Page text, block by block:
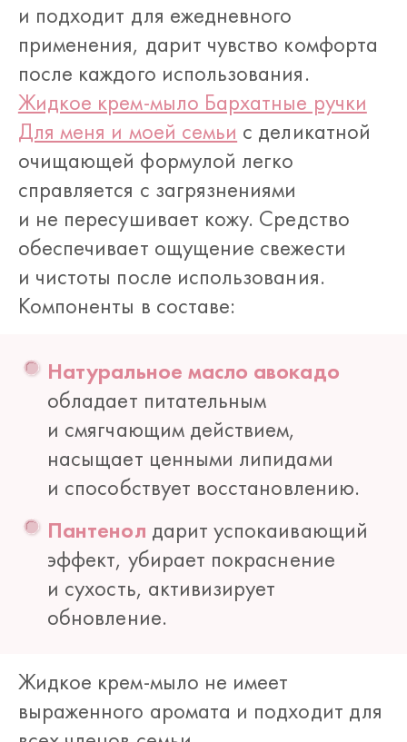
и подходит для ежедневного
применения, дарит чувство комфорта
после каждого использования.
Жидкое крем-мыло Бархатные ручки
Для меня и моей семьи с деликатной
очищающей формулой легко
справляется с загрязнениями
и не пересушивает кожу. Средство
обеспечивает ощущение свежести
и чистоты после использования.
Компоненты в составе:
Натуральное масло авокадо
обладает питательным
и смягчающим действием,
насыщает ценными липидами
и способствует восстановлению.
Пантенол дарит успокаивающий
эффект, убирает покраснение
и сухость, активизирует
обновление.
Жидкое крем-мыло не имеет
выраженного аромата и подходит для